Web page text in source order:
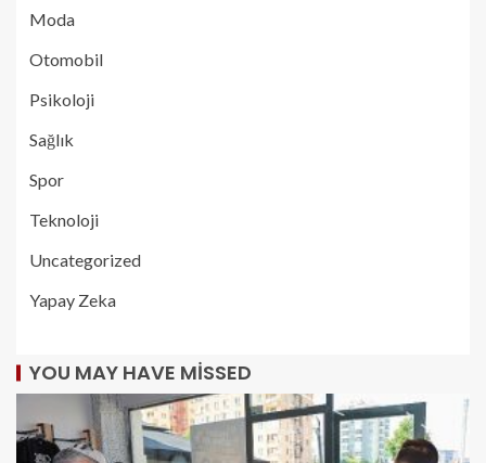
Moda
Otomobil
Psikoloji
Sağlık
Spor
Teknoloji
Uncategorized
Yapay Zeka
YOU MAY HAVE MISSED